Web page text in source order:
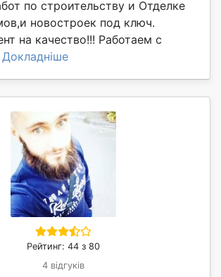
по строительству и Отделке
новостроек под ключ.
на качество!!! Работаем с
Докладніше
Рейтинг: 44 з 80
4 відгуків